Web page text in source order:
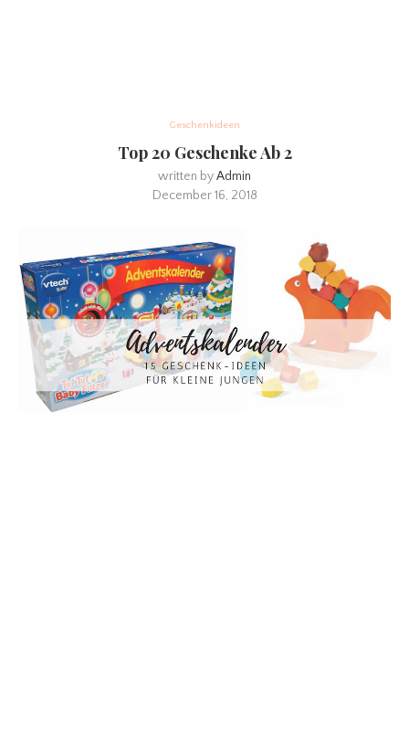
Geschenkideen
Top 20 Geschenke Ab 2
written byAdmin
December 16, 2018